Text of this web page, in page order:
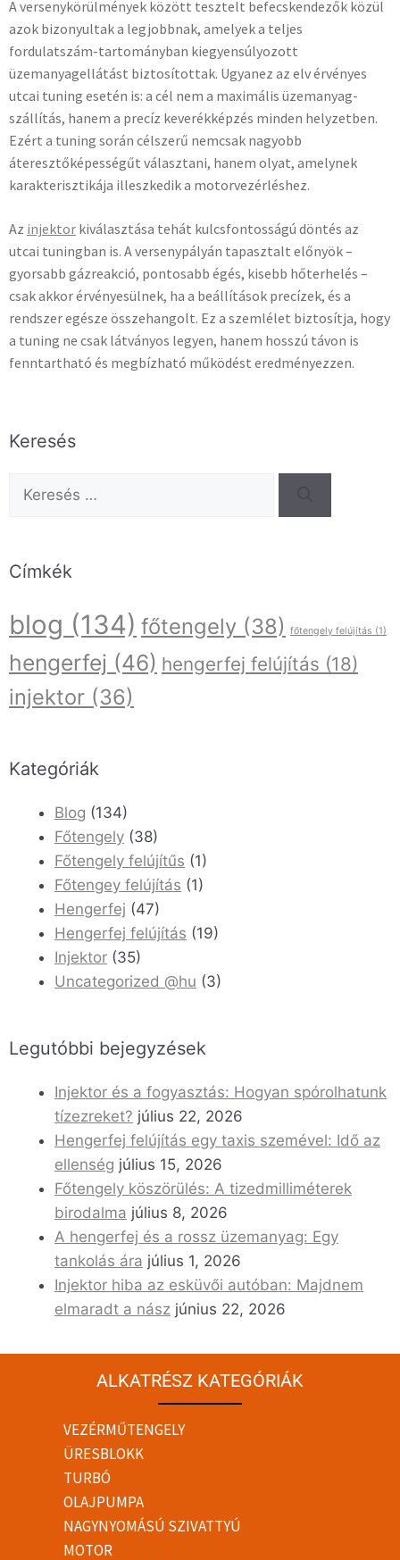
A versenykörülmények között tesztelt befecskendezők közül
azok bizonyultak a legjobbnak, amelyek a teljes
fordulatszám-tartományban kiegyensúlyozott
üzemanyagellátást biztosítottak. Ugyanez az elv érvényes
utcai tuning esetén is: a cél nem a maximális üzemanyag-
szállítás, hanem a precíz keverékképzés minden helyzetben.
Ezért a tuning során célszerű nemcsak nagyobb
áteresztőképességűt választani, hanem olyat, amelynek
karakterisztikája illeszkedik a motorvezérléshez.
Az injektor kiválasztása tehát kulcsfontosságú döntés az
utcai tuningban is. A versenypályán tapasztalt előnyök –
gyorsabb gázreakció, pontosabb égés, kisebb hőterhelés –
csak akkor érvényesülnek, ha a beállítások precízek, és a
rendszer egésze összehangolt. Ez a szemlélet biztosítja, hogy
a tuning ne csak látványos legyen, hanem hosszú távon is
fenntartható és megbízható működést eredményezzen.
Keresés
Címkék
blog (134) főtengely (38) főtengely felújítás (1)
hengerfej (46) hengerfej felújítás (18)
injektor (36)
Kategóriák
Blog (134)
Főtengely (38)
Főtengely felújítűs (1)
Főtengey felújítás (1)
Hengerfej (47)
Hengerfej felújítás (19)
Injektor (35)
Uncategorized @hu (3)
Legutóbbi bejegyzések
Injektor és a fogyasztás: Hogyan spórolhatunk
tízezreket? július 22, 2026
Hengerfej felújítás egy taxis szemével: Idő az
ellenség július 15, 2026
Főtengely köszörülés: A tizedmilliméterek
birodalma július 8, 2026
A hengerfej és a rossz üzemanyag: Egy
tankolás ára július 1, 2026
Injektor hiba az esküvői autóban: Majdnem
elmaradt a nász június 22, 2026
ALKATRÉSZ KATEGÓRIÁK
VEZÉRMŰTENGELY
ÜRESBLOKK
TURBÓ
OLAJPUMPA
NAGYNYOMÁSÚ SZIVATTYÚ
MOTOR